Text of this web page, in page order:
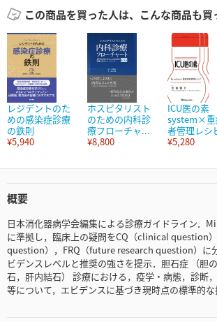
この商品を買った人は、こんな商品も買
レジデントのた
めの感染症診療
の鉄則
¥5,940
ホスピタリスト
のための内科診
療フローチャ...
¥8,800
ICU医の
system×重
者管理レシ
¥5,280
概要
日本消化器病学会編集による診療ガイドライン．
に準拠し，臨床上の疑問をCQ（clinical question
question），FRQ（future research question）に
ビデンスレベルと推奨の強さを提示．胆石症 （胆
石，肝内結石） 診療における，疫学・病態，診断
等について，エビデンスに基づき現時点の標準的な